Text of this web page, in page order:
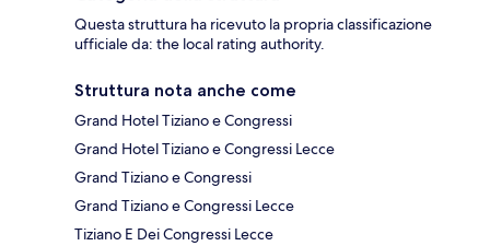
Questa struttura ha ricevuto la propria classificazione
ufficiale da: the local rating authority.
Struttura nota anche come
Grand Hotel Tiziano e Congressi
Grand Hotel Tiziano e Congressi Lecce
Grand Tiziano e Congressi
Grand Tiziano e Congressi Lecce
Tiziano E Dei Congressi Lecce